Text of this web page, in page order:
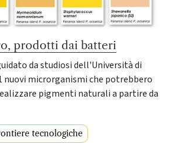
prodotti dai batteri
da studiosi dell'Università di
nuovi microrganismi che potrebbero
pigmenti naturali a partire da
tecnologiche